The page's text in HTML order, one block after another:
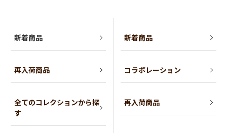
新着商品
再入荷商品
全てのコレクションから探
す
新着商品
コラボレーション
再入荷商品